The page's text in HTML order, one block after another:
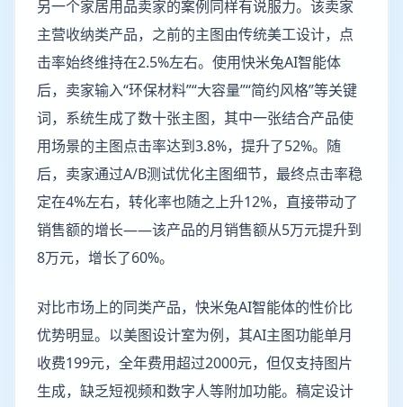
另一个家居用品卖家的案例同样有说服力。该卖家
主营收纳类产品，之前的主图由传统美工设计，点
击率始终维持在2.5%左右。使用快米兔AI智能体
后，卖家输入“环保材料”“大容量”“简约风格”等关键
词，系统生成了数十张主图，其中一张结合产品使
用场景的主图点击率达到3.8%，提升了52%。随
后，卖家通过A/B测试优化主图细节，最终点击率稳
定在4%左右，转化率也随之上升12%，直接带动了
销售额的增长——该产品的月销售额从5万元提升到
8万元，增长了60%。
对比市场上的同类产品，快米兔AI智能体的性价比
优势明显。以美图设计室为例，其AI主图功能单月
收费199元，全年费用超过2000元，但仅支持图片
生成，缺乏短视频和数字人等附加功能。稿定设计